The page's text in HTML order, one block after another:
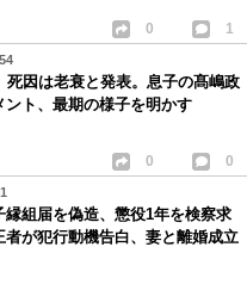
0 1
死因は老衰と発表。息子の髙嶋政
ト、最期の様子を明かす
0 0
組届を偽造、懲役1年を検察求
が犯行動機告白、妻と離婚成立